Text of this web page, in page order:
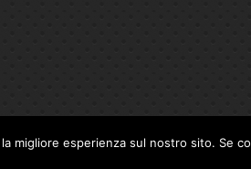
migliore esperienza sul nostro sito. Se